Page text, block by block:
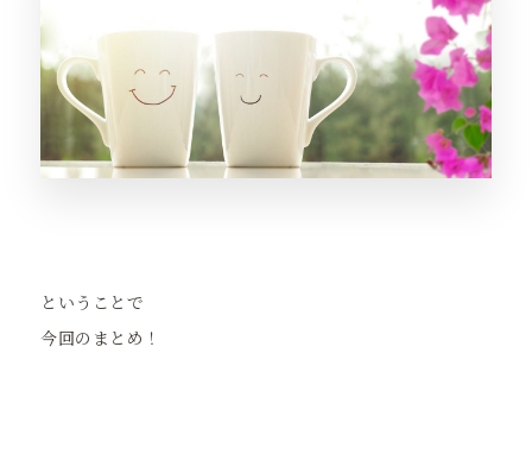
ということで
今回のまとめ！